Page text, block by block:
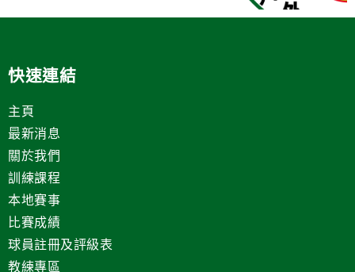
快速連結
主頁
最新消息
關於我們
訓練課程
本地賽事
比賽成績
球員註冊及評級表
教練專區